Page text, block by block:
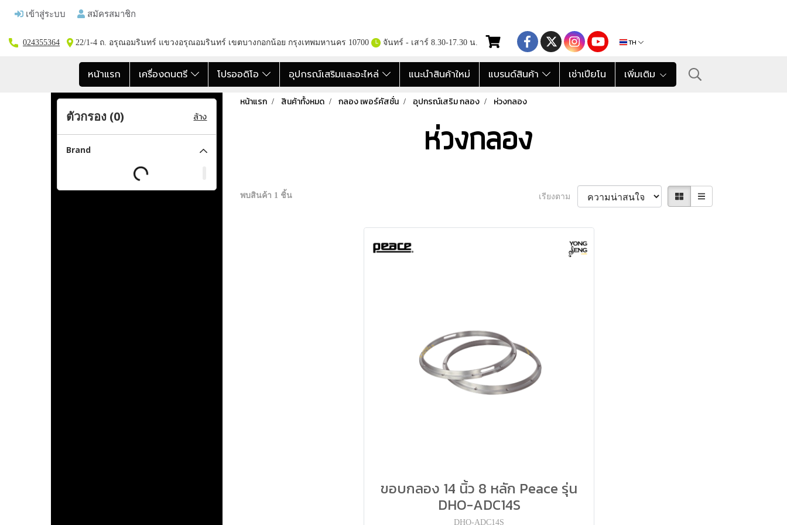
เข้าสู่ระบบ สมัครสมาชิก
024355364 22/1-4 ถ. อรุณอมรินทร์ แขวงอรุณอมรินทร์ เขตบางกอกน้อย กรุงเทพมหานคร 10700 จันทร์ - เสาร์ 8.30-17.30 น. TH
หน้าแรก เครื่องดนตรี โปรออดิโอ อุปกรณ์เสริมและอะไหล่ แนะนำสินค้าใหม่ แบรนด์สินค้า เช่าเปียโน เพิ่มเติม
หน้าแรก สินค้าทั้งหมด กลอง เพอร์คัสชั่น อุปกรณ์เสริม กลอง ห่วงกลอง
ห่วงกลอง
พบสินค้า 1 ชิ้น เรียงตาม
ขอบกลอง 14 นิ้ว 8 หลัก Peace รุ่น
DHO-ADC14S
DHO-ADC14S
ตัวกรอง (0) ล้าง
Brand